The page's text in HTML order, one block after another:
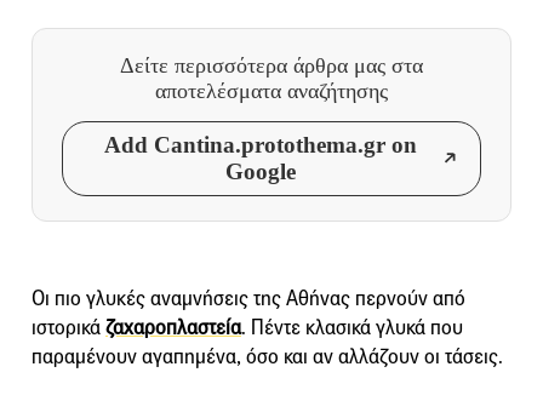
Δείτε περισσότερα άρθρα μας στα
αποτελέσματα αναζήτησης
Add Cantina.protothema.gr on
Google
Οι πιο γλυκές αναμνήσεις της Αθήνας περνούν από
ιστορικάζαχαροπλαστεία. Πέντε κλασικά γλυκά που
παραμένουν αγαπημένα, όσο και αν αλλάζουν οι τάσεις.